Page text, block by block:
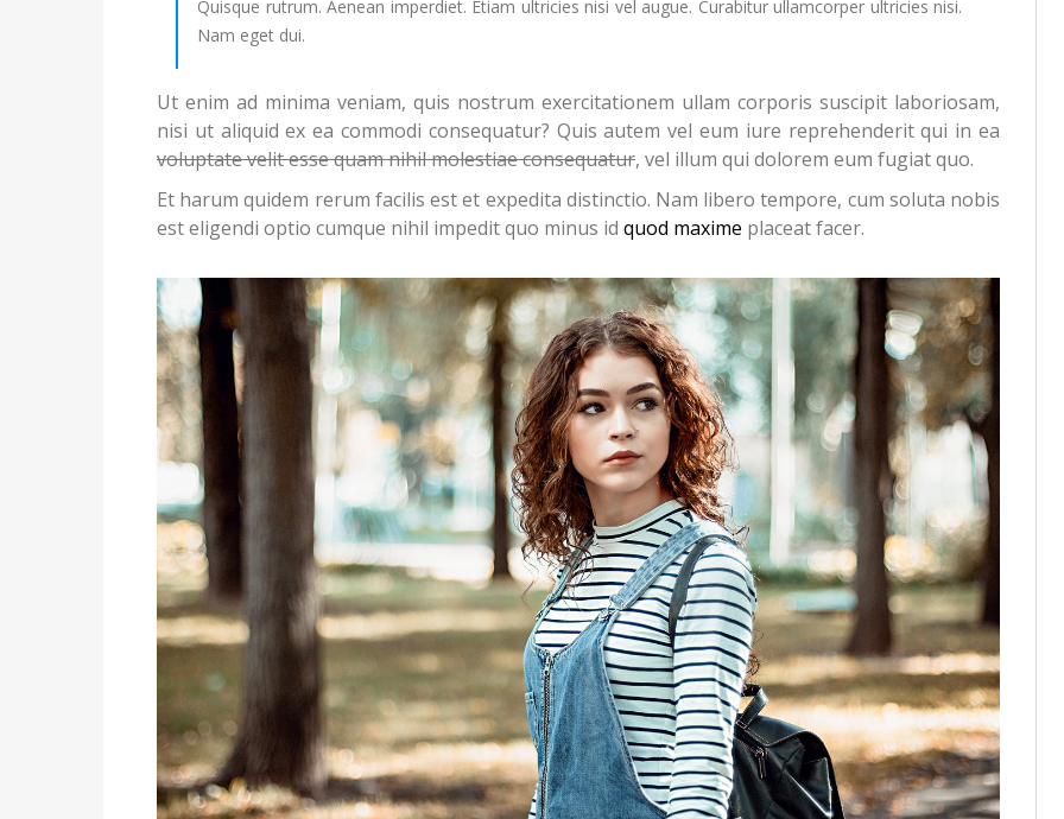
Quisque rutrum. Aenean imperdiet. Etiam ultricies nisi vel augue. Curabitur ullamcorper ultricies nisi.
Nam eget dui.
Ut enim ad minima veniam, quis nostrum exercitationem ullam corporis suscipit laboriosam,
nisi ut aliquid ex ea commodi consequatur? Quis autem vel eum iure reprehenderit qui in ea
voluptate velit esse quam nihil molestiae consequatur, vel illum qui dolorem eum fugiat quo.
Et harum quidem rerum facilis est et expedita distinctio. Nam libero tempore, cum soluta nobis
est eligendi optio cumque nihil impedit quo minus id quod maxime placeat facer.